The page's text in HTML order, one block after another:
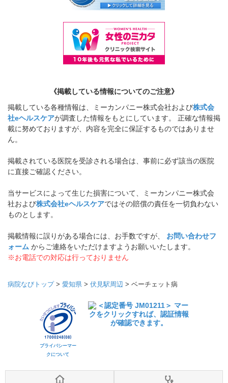
《掲載している情報についてのご注意》
掲載している各種情報は、ミーカンパニー株式会社および株式会
社eヘルスケアが調査した情報をもとにしています。 正確な情報掲
載に努めておりますが、内容を完全に保証するものではありませ
ん。
掲載されている医院を受診される場合は、事前に必ず該当の医院
に直接ご確認ください。
当サービスによって生じた損害について、ミーカンパニー株式会
社および株式会社eヘルスケアではその賠償の責任を一切負わない
ものとします。
掲載情報に誤りがある場合には、お手数ですが、 お問い合わせフ
ォーム からご連絡をいただけますようお願いいたします。
※お電話での対応は行っておりません
病院なびトップ> 愛知県 > 伏見駅周辺 > ベーチェット病
プライバシーマー
クについて